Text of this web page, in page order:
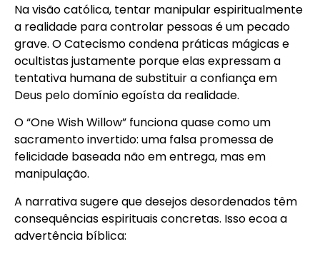
Na visão católica, tentar manipular espiritualmente
a realidade para controlar pessoas é um pecado
grave. O Catecismo condena práticas mágicas e
ocultistas justamente porque elas expressam a
tentativa humana de substituir a confiança em
Deus pelo domínio egoísta da realidade.
O “One Wish Willow” funciona quase como um
sacramento invertido: uma falsa promessa de
felicidade baseada não em entrega, mas em
manipulação.
A narrativa sugere que desejos desordenados têm
consequências espirituais concretas. Isso ecoa a
advertência bíblica: